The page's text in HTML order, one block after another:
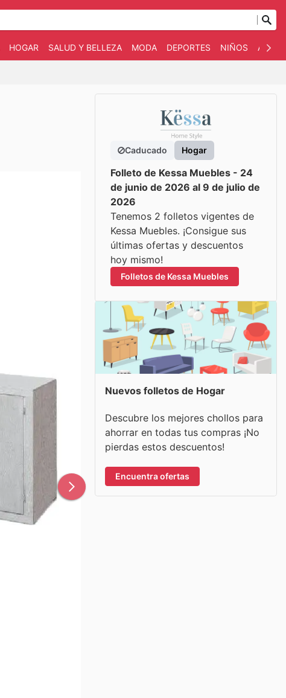
HOGAR SALUD Y BELLEZA MODA DEPORTES NIÑOS AUTO
Caducado Hogar
Folleto de Kessa Muebles - 24
de junio de 2026 al 9 de julio de
2026
Tenemos 2 folletos vigentes de
Kessa Muebles. ¡Consigue sus
últimas ofertas y descuentos
hoy mismo!
Folletos de Kessa Muebles
Nuevos folletos de Hogar
Descubre los mejores chollos para
ahorrar en todas tus compras ¡No
pierdas estos descuentos!
Encuentra ofertas